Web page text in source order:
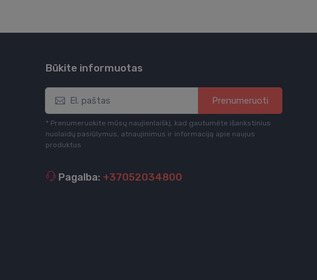
Būkite informuotas
Prenumeruoti
* Prenumeruokite mūsų naujienlaiškį, kad gautumėte išankstinius
nuolaidų pasiūlymus, atnaujinimus ir informaciją apie naujus
produktus
Pagalba: +37052034800